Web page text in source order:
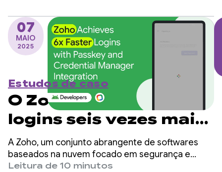
07
MAIO
2025
Estudos de caso
O Zoho consegue
logins seis vezes mais
rápidos com a
integração da chave
A Zoho, um conjunto abrangente de softwares
baseados na nuvem focado em segurança e
experiências integradas, alcançou melhorias
Leitura de 10 minutos